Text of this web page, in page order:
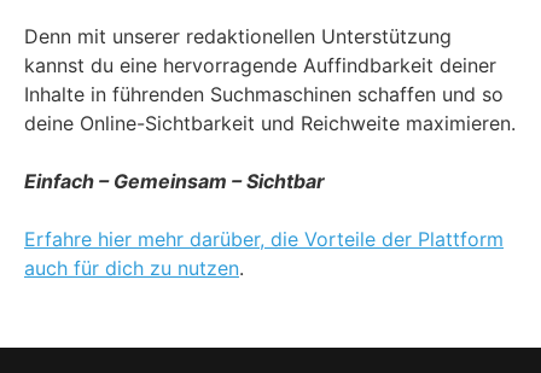
Denn mit unserer redaktionellen Unterstützung
kannst du eine hervorragende Auffindbarkeit deiner
Inhalte in führenden Suchmaschinen schaffen und so
deine Online-Sichtbarkeit und Reichweite maximieren.
Einfach – Gemeinsam – Sichtbar
Erfahre hier mehr darüber, die Vorteile der Plattform
auch für dich zu nutzen.